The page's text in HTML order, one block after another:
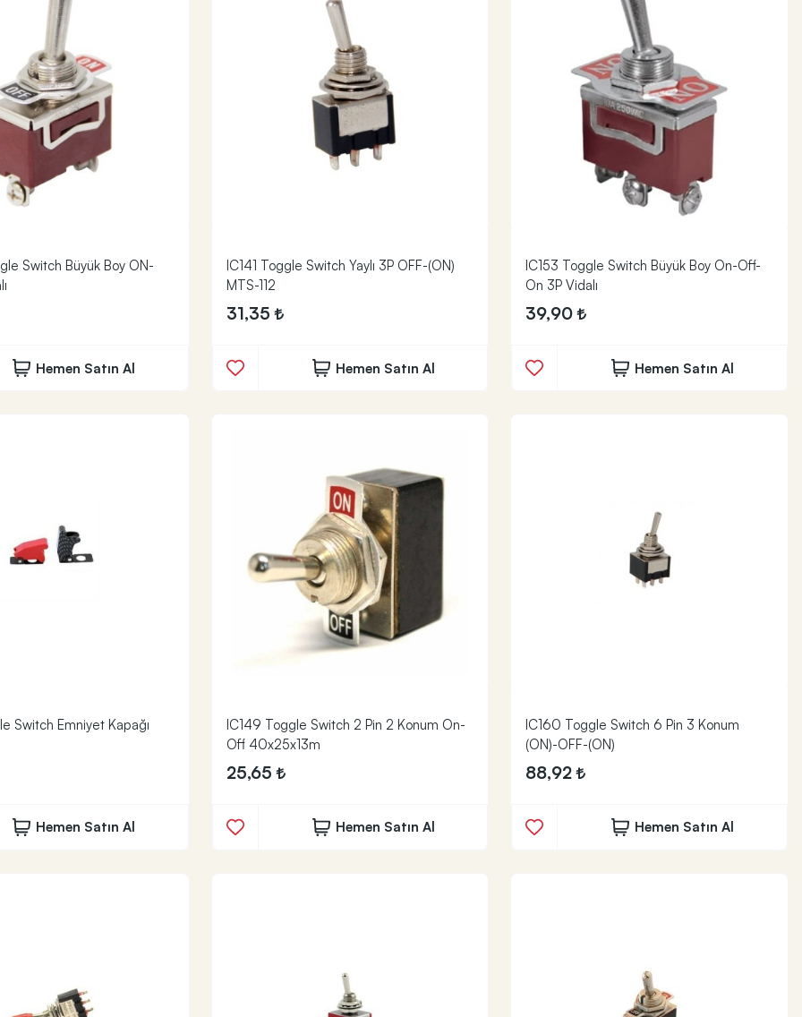
Switch Büyük Boy ON-
Hemen Satın Al
IC141 Toggle Switch Yaylı 3P OFF-(ON)
MTS-112
31,35
Hemen Satın Al
IC153 Toggle Switch Büyük Boy On-Off-
On 3P Vidalı
39,90
Hemen Satın Al
Switch Emniyet Kapağı
Hemen Satın Al
IC149 Toggle Switch 2 Pin 2 Konum On-
Off 40x25x13m
25,65
Hemen Satın Al
IC160 Toggle Switch 6 Pin 3 Konum
(ON)-OFF-(ON)
88,92
Hemen Satın Al